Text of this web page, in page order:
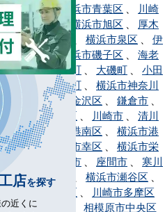
愛川町、横浜市青葉区
川崎
市麻生区、 横浜市旭区
厚木
市、綾瀬市 横浜市泉区
伊
勢原市、横浜市磯子区
海老
名市、大井町 大磯町
小田
原市 、開成町
横浜市神奈川
横浜市金沢区 鎌倉市
川崎市川崎区
川崎市
清川
村、横浜市港南区
横浜市港
北区、 川崎市幸区
横浜市栄
区
相模原市 座間市
寒川
町、逗子市 横浜市瀬谷区
川崎市高津区
川崎市多摩区
、 茅ヶ崎市
相模原市中央区
店を探す
近くに